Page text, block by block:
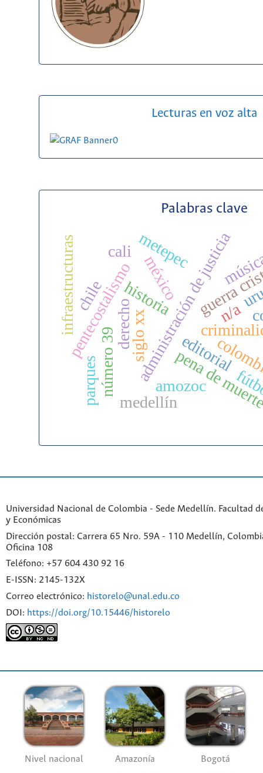
Lecturas en voz alta
Palabras clave
n/a
editorial
administración de justicia
derecho
historia
pentecostalismo
pena de
chile
siglo xx
amozoc
guerra
méxico
metepec
cali
número 39
medellín
infraestructuras
parques
Universidad Nacional de Colombia - Sede Medellín. Facultad
y Económicas
Dirección postal: Carrera 65 Nro. 59A - 110 Medellín,
Oficina 108
Teléfono: +57 604 430 92 16
E-ISSN: 2145-132X
Correo electrónico: historelo@unal.edu.co
DOI: https://doi.org/10.15446/historelo
Nivel nacional Amazonía Bogotá